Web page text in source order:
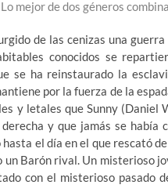
Lo mejor de dos géneros
de las cenizas una
conocidos se
se ha reinstaurado la
por la fuerza de la
y letales que Sunny (Daniel
y que jamás se
el día en el que rescató
un Barón rival. Un misterioso
con el misterioso pasado